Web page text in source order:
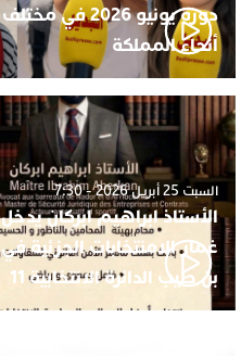
دورة يونيو 2026 في مختلف
أنحاء المملكة
السبت 25 أبريل 2026 - 7:30
الأستاذ ابراهيم ابركان يدخل
غمار الامنتخابات الجزئية في
بن طيب الدائرة الانتخابية 11